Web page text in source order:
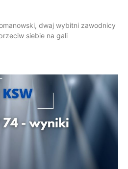
dwaj wybitni zawodnicy
siebie na gali